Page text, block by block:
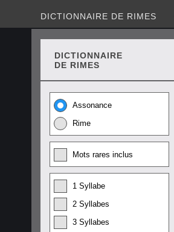
DICTIONNAIRE DE RIMES
DICTIONNAIRE
DE RIMES
Assonance
Rime
Mots rares inclus
1 Syllabe
2 Syllabes
3 Syllabes